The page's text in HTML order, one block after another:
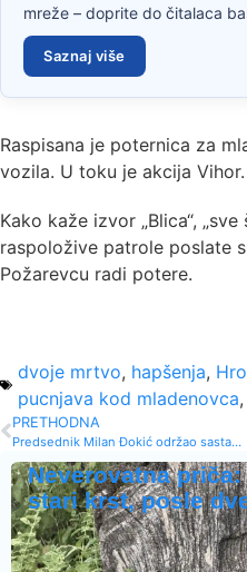
mreže – doprite do čitalaca
Saznaj više
Raspisana je poternica za
vozila. U toku je akcija Vihor.
Kako kaže izvor „Blica“,
raspoložive patrole poslate
Požarevcu radi potere.
dvoje mrtvo, hapšenja,
pucnjava kod mladenovca,
PRETHODNA
Predsednik Milan Đokić održao sastanak sa direktorima škola, načelnikom policije… na temu BEZBEDNOST DECE!
Neverovatna
stari krst, posle